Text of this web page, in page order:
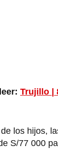
Trujillo |
los hijos,
S/77 000